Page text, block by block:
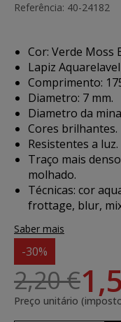
Referência: 40-24182
Cor: Verde Moss
Lapiz
Comprimento:
Diametro: 7 mm.
Diametro da
Cores brilhantes.
Resistentes a luz.
Traço mais
molhado.
Técnicas: cor
frottage, blur,
Saber mais
-30%
2,20 €
Preço unitário